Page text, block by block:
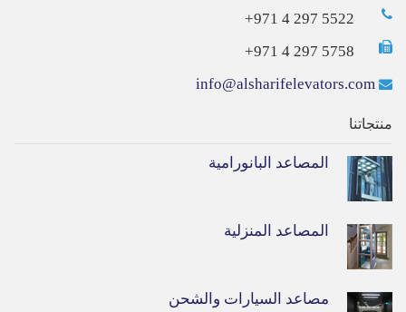
+971 4 297 5522
+971 4 297 5758
info@alsharifelevators.com
منتجاتنا
المصاعد البانورامية
المصاعد المنزلية
مصاعد السيارات والشحن